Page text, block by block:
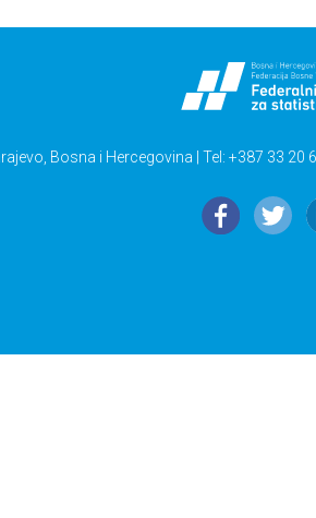
Bosna i Hercegovina | Tel: +387 33 20